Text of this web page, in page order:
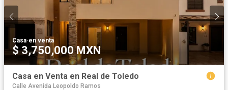
Casa·en venta
$ 3,750,000 MXN
Casa en Venta en Real de Toledo
Calle Avenida Leopoldo Ramos